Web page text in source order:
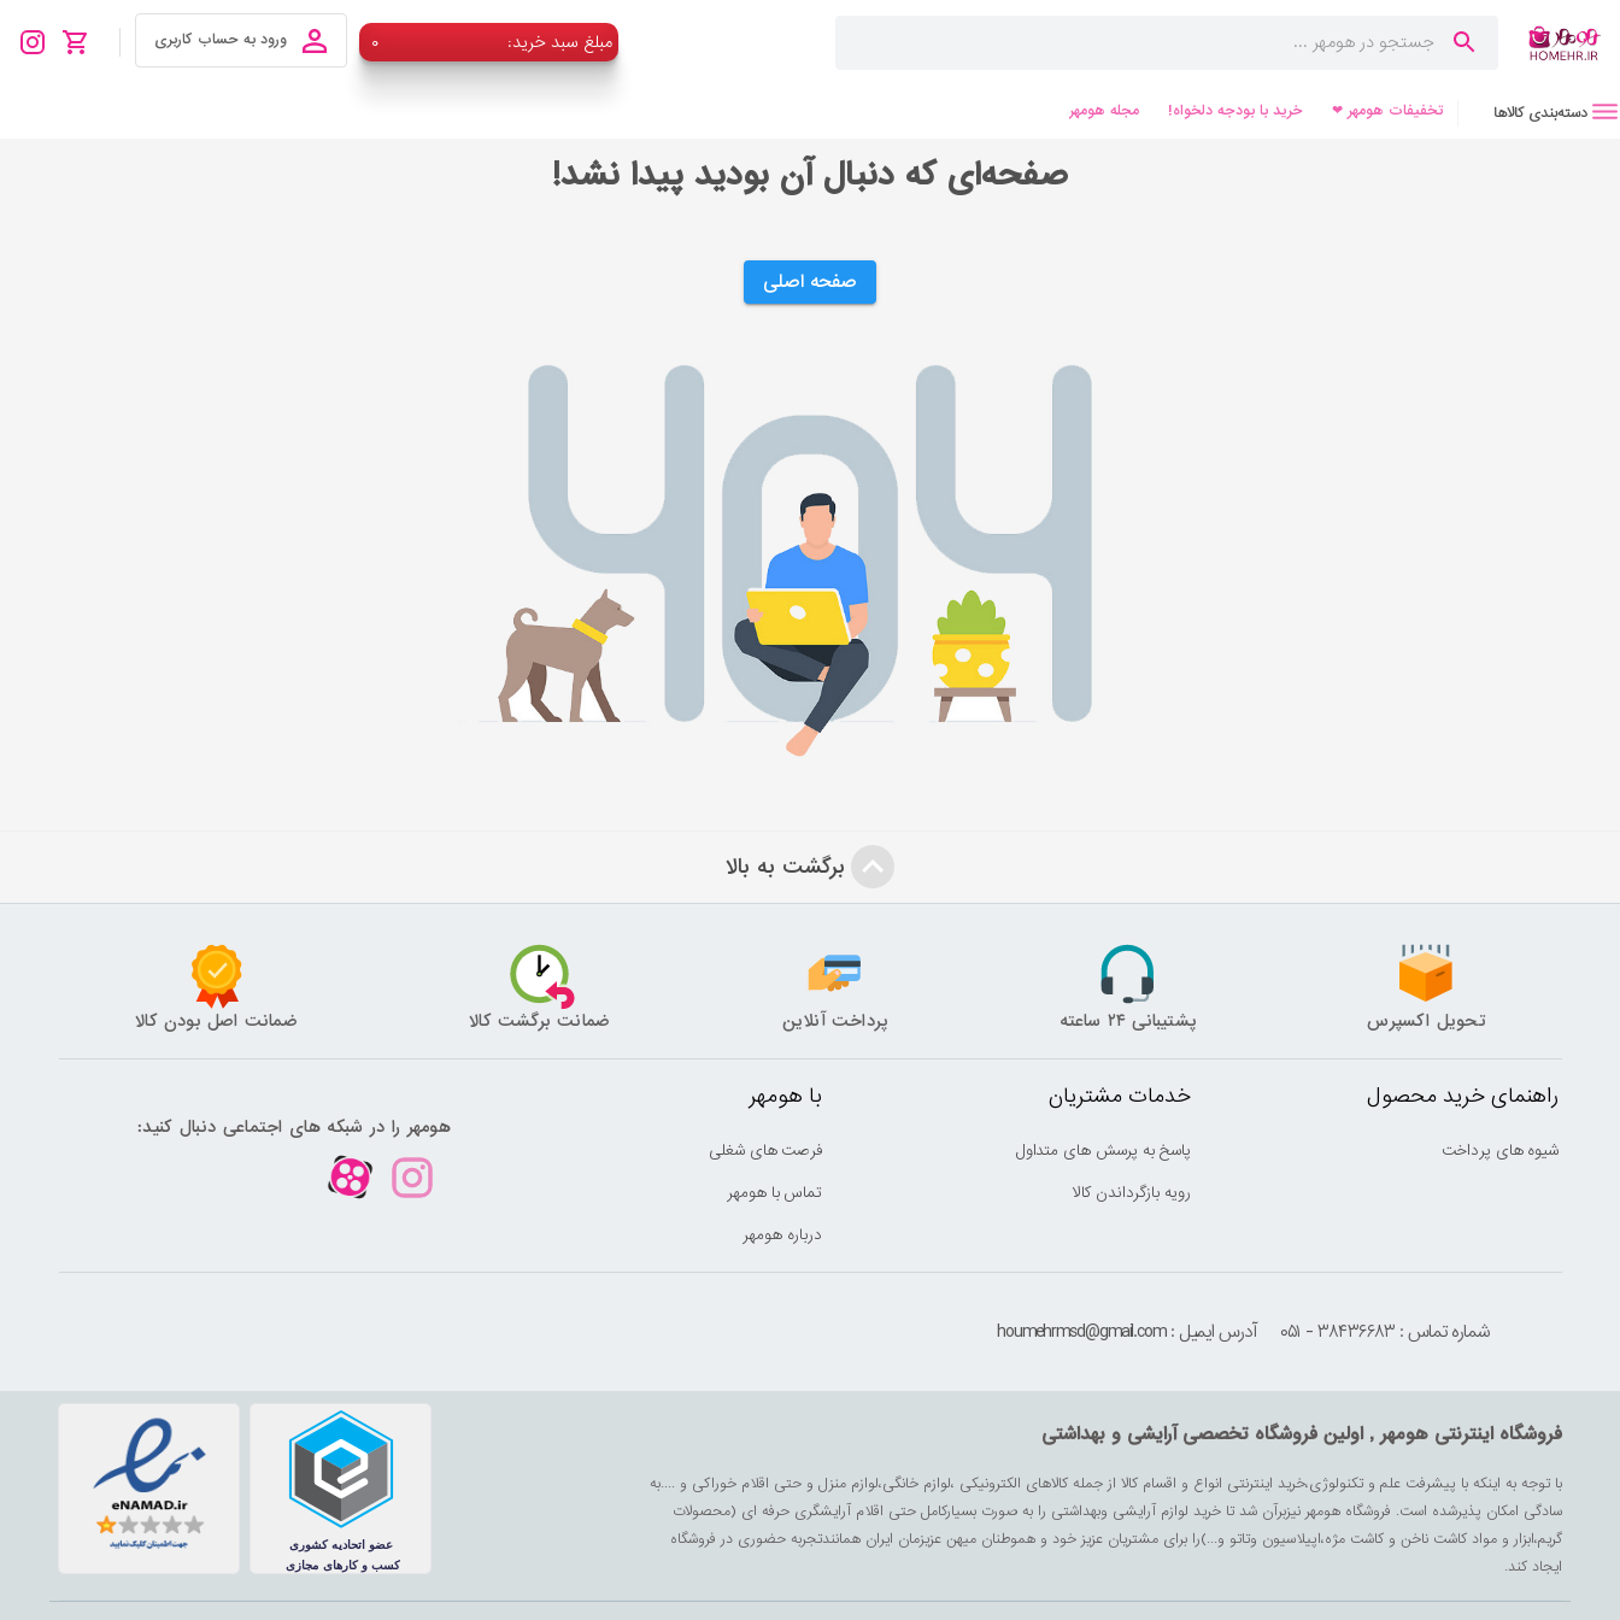
۰ :مبلغ سبد خرید ورود به حساب کاربری
دسته‌بندی کالاها تخفیفات هومهر ❤ خرید با بودجه دلخواه! مجله هومهر
صفحه‌ای که دنبال آن بودید پیدا نشد!
صفحه اصلی
برگشت به بالا
تحویل اکسپرس پشتیبانی ۲۴ ساعته پرداخت آنلاین ضمانت برگشت کالا ضمانت اصل بودن کالا
راهنمای خرید محصول
شیوه های پرداخت
خدمات مشتریان
پاسخ به پرسش های متداول
رویه بازگرداندن کالا
با هومهر
فرصت های شغلی
تماس با هومهر
درباره هومهر
هومهر را در شبکه های اجتماعی دنبال کنید:
شماره تماس : ۳۸۴۳۶۶۸۳ - ۰۵۱ آدرس ایمیل : houmehrmsd@gmail.com
فروشگاه اینترنتی هومهر , اولین فروشگاه تخصصی آرایشی و بهداشتی
با توجه به اینکه با پیشرفت علم و تکنولوژی،خرید اینترنتی انواع و اقسام کالا از جمله کالاهای الکترونیکی ،لوازم خانگی،لوازم منزل و حتی اقلام خوراکی و ....به
سادگی امکان پذیرشده است. فروشگاه هومهر نیزبرآن شد تا خرید لوازم آرایشی وبهداشتی را به صورت بسیارکامل حتی اقلام آرایشگری حرفه ای (محصولات
گریم،ابزار و مواد کاشت ناخن و کاشت مژه،اپیلاسیون وتاتو و...)را برای مشتریان عزیز خود و هموطنان میهن عزیزمان ایران همانندتجربه حضوری در فروشگاه
ایجاد کند.